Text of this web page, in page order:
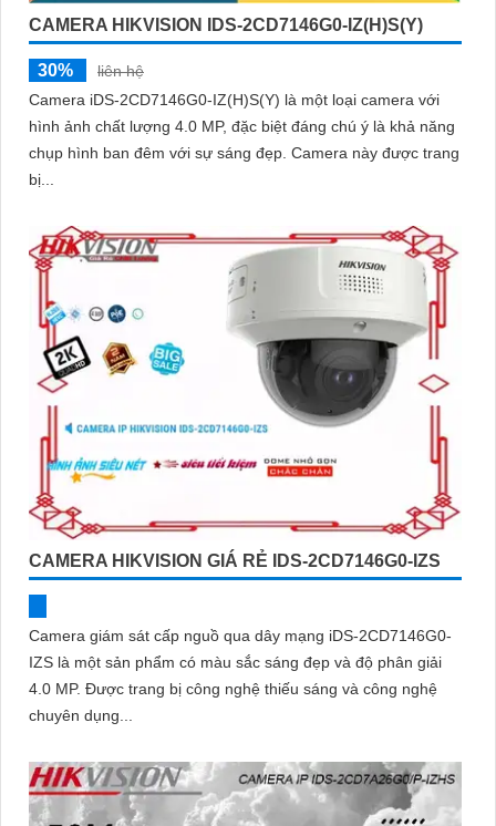
CAMERA HIKVISION IDS-2CD7146G0-IZ(H)S(Y)
30%
liên hệ
Camera iDS-2CD7146G0-IZ(H)S(Y) là một loại camera với
hình ảnh chất lượng 4.0 MP, đặc biệt đáng chú ý là khả năng
chụp hình ban đêm với sự sáng đẹp. Camera này được trang
bị...
CAMERA HIKVISION GIÁ RẺ IDS-2CD7146G0-IZS
Camera giám sát cấp nguồ qua dây mạng iDS-2CD7146G0-
IZS là một sản phẩm có màu sắc sáng đẹp và độ phân giải
4.0 MP. Được trang bị công nghệ thiếu sáng và công nghệ
chuyên dụng...